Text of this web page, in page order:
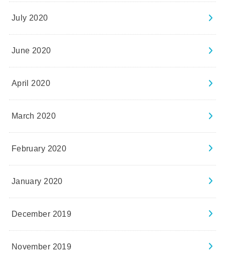
July 2020
June 2020
April 2020
March 2020
February 2020
January 2020
December 2019
November 2019